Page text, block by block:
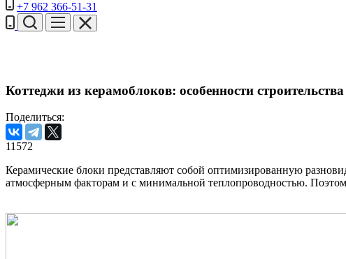
+7 962 366-51-31
Коттеджи из керамоблоков: особенности
Поделиться:
11572
Керамические блоки представляют собой оптимизированную
атмосферным факторам и с минимальной теплопроводностью.